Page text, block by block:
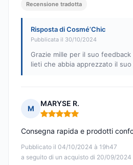
Recensione tradotta
Risposta di Cosmé’Chic
Pubblicata il 30/10/2024
Grazie mille per il suo feedback
lieti che abbia apprezzato il
M
MARYSE R.
Nota: 5 su 5
Pubblicato il 04/10/2024 à 19h47
a seguito di un acquisto di 20/09/2024
Consegna rapida e prodotti